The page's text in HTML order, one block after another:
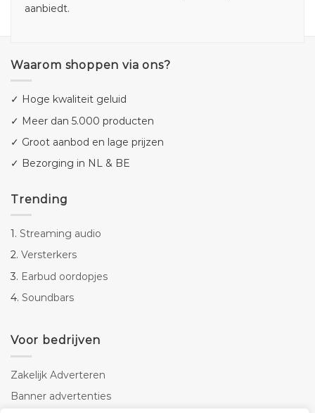
aanbiedt.
Waarom shoppen via ons?
✓ Hoge kwaliteit geluid
✓ Meer dan 5.000 producten
✓ Groot aanbod en lage prijzen
✓ Bezorging in NL & BE
Trending
1. Streaming audio
2. Versterkers
3. Earbud oordopjes
4. Soundbars
Voor bedrijven
Zakelijk Adverteren
Banner advertenties